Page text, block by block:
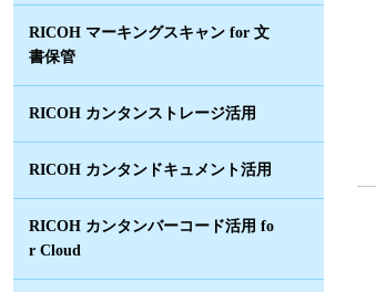
RICOH マーキングスキャン for 文
書保管
RICOH カンタンストレージ活用
RICOH カンタンドキュメント活用
RICOH カンタンバーコード活用 fo
r Cloud